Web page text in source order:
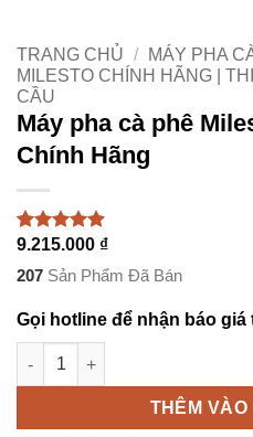
TRANG CHỦ / MÁY PHA
MILESTO CHÍNH HÃNG |
CẦU
Máy pha cà phê
Chính Hãng
4.87trên 5
63
đánh giá
9.215.000 ₫
207 Sản Phẩm Đã Bán
Gọi hotline để nhận báo giá
Máy pha cà phê Milesto M18
THÊM VÀO